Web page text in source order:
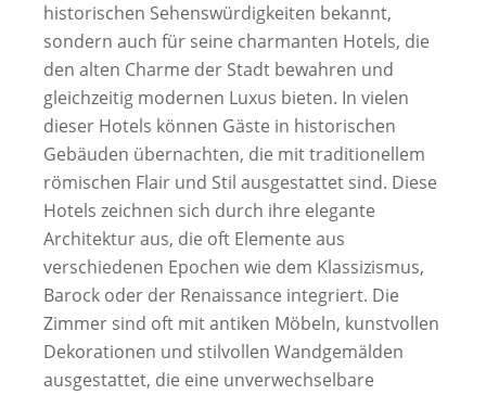
historischen Sehenswürdigkeiten bekannt,
sondern auch für seine charmanten Hotels, die
den alten Charme der Stadt bewahren und
gleichzeitig modernen Luxus bieten. In vielen
dieser Hotels können Gäste in historischen
Gebäuden übernachten, die mit traditionellem
römischen Flair und Stil ausgestattet sind. Diese
Hotels zeichnen sich durch ihre elegante
Architektur aus, die oft Elemente aus
verschiedenen Epochen wie dem Klassizismus,
Barock oder der Renaissance integriert. Die
Zimmer sind oft mit antiken Möbeln, kunstvollen
Dekorationen und stilvollen Wandgemälden
ausgestattet, die eine unverwechselbare